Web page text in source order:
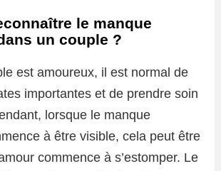
le manque
un couple ?
est amoureux, il est normal de
importantes et de prendre soin
lorsque le manque
à être visible, cela peut être
commence à s’estomper. Le